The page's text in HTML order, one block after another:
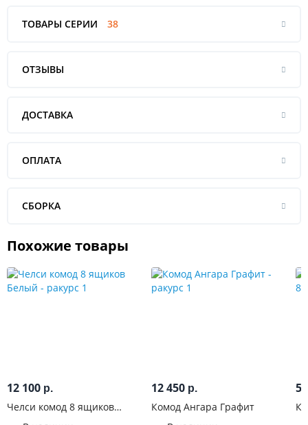
ТОВАРЫ СЕРИИ 38
ОТЗЫВЫ
ДОСТАВКА
ОПЛАТА
СБОРКА
Похожие товары
12 100 р.
Челси комод 8 ящиков
12 450 р.
Комод Ангара Графит
5